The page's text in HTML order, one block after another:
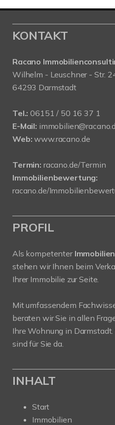
KONTAKT
Racano
Wilhelm - Leuschner - Str.
64293 Darmstadt
Tel.: 06151 / 50 16 37 1
E-Mail:
Web: www.racano.de
Termin: racano.de/Termin
Immobilienbewertung:
racano.de/
PROFIL
Als kompetenter
stehen wir Ihnen beim
Ihrer Immobilie zur Seite.
Mit umfassendem
beraten wir Sie in allen
Ihre Wohnung in
sind für Sie da.
INHALT
Start
Immobilien